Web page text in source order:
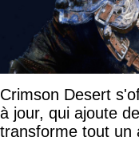
Crimson Desert
à jour, qui ajoute
transforme tout un